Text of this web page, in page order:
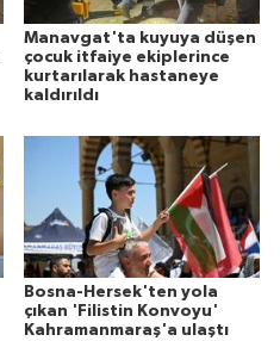
Manavgat'ta kuyuya düşen
çocuk itfaiye ekiplerince
kurtarılarak hastaneye
kaldırıldı
Bosna-Hersek'ten yola
çıkan 'Filistin Konvoyu'
Kahramanmaraş'a ulaştı